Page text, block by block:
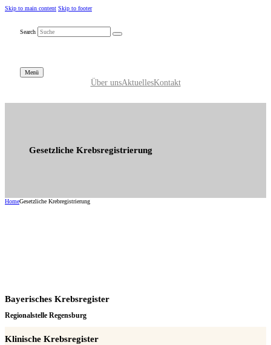
Skip to main content Skip to footer
Search
Menü
Über unsAktuellesKontakt
Gesetzliche Krebsregistrierung
HomeGesetzliche Krebregistrierung
Bayerisches Krebsregister
Regionalstelle Regensburg
Klinische Krebsregister